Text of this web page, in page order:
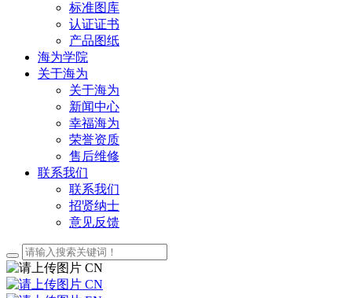
标准图库
认证证书
产品图纸
海为学院
关于海为
关于海为
新闻中心
幸福海为
荣誉资质
售后维修
联系我们
联系我们
招贤纳士
意见反馈
CN
CN